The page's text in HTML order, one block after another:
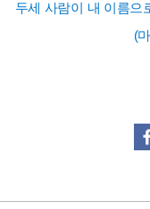
두세 사람이 내 이름으
(